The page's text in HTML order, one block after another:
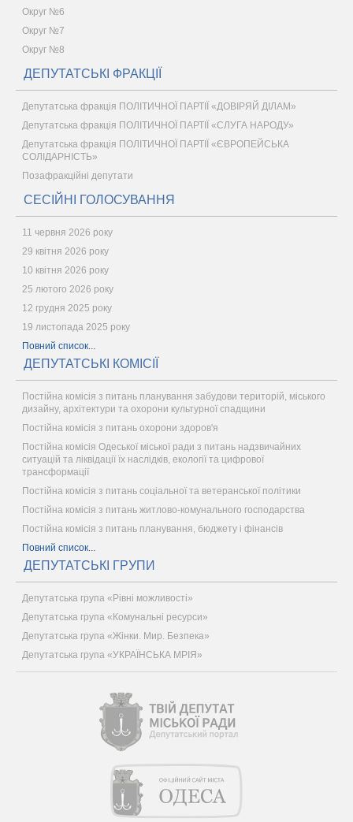
Округ №6
Округ №7
Округ №8
ДЕПУТАТСЬКІ ФРАКЦІЇ
Депутатська фракція ПОЛІТИЧНОЇ ПАРТІЇ «ДОВІРЯЙ ДІЛАМ»
Депутатська фракція ПОЛІТИЧНОЇ ПАРТІЇ «СЛУГА НАРОДУ»
Депутатська фракція ПОЛІТИЧНОЇ ПАРТІЇ «ЄВРОПЕЙСЬКА
СОЛІДАРНІСТЬ»
Позафракційні депутати
СЕСІЙНІ ГОЛОСУВАННЯ
11 червня 2026 року
29 квітня 2026 року
10 квітня 2026 року
25 лютого 2026 року
12 грудня 2025 року
19 листопада 2025 року
Повний список...
ДЕПУТАТСЬКІ КОМІСІЇ
Постійна комісія з питань планування забудови територій, міського
дизайну, архітектури та охорони культурної спадщини
Постійна комісія з питань охорони здоров'я
Постійна комісія Одеської міської ради з питань надзвичайних
ситуацій та ліквідації їх наслідків, екології та цифрової
трансформації
Постійна комісія з питань соціальної та ветеранської політики
Постійна комісія з питань житлово-комунального господарства
Постійна комісія з питань планування, бюджету і фінансів
Повний список...
ДЕПУТАТСЬКІ ГРУПИ
Депутатська група «Рівні можливості»
Депутатська група «Комунальні ресурси»
Депутатська група «Жінки. Мир. Безпека»
Депутатська група «УКРАЇНСЬКА МРІЯ»